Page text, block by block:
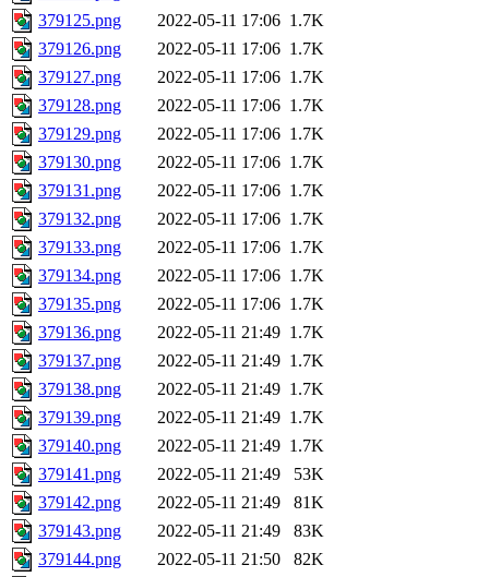
379125.png
2022-05-11 17:06 1.7K
379126.png
2022-05-11 17:06 1.7K
379127.png
2022-05-11 17:06 1.7K
379128.png
2022-05-11 17:06 1.7K
379129.png
2022-05-11 17:06 1.7K
379130.png
2022-05-11 17:06 1.7K
379131.png
2022-05-11 17:06 1.7K
379132.png
2022-05-11 17:06 1.7K
379133.png
2022-05-11 17:06 1.7K
379134.png
2022-05-11 17:06 1.7K
379135.png
2022-05-11 17:06 1.7K
379136.png
2022-05-11 21:49 1.7K
379137.png
2022-05-11 21:49 1.7K
379138.png
2022-05-11 21:49 1.7K
379139.png
2022-05-11 21:49 1.7K
379140.png
2022-05-11 21:49 1.7K
379141.png
2022-05-11 21:49
53K
379142.png
2022-05-11 21:49
81K
379143.png
2022-05-11 21:49
83K
379144.png
2022-05-11 21:50
82K